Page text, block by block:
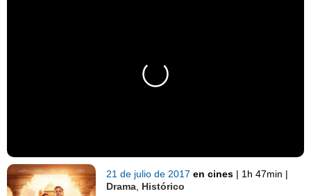
21 de julio de 2017en cines | 1h 47min |
Drama Histórico